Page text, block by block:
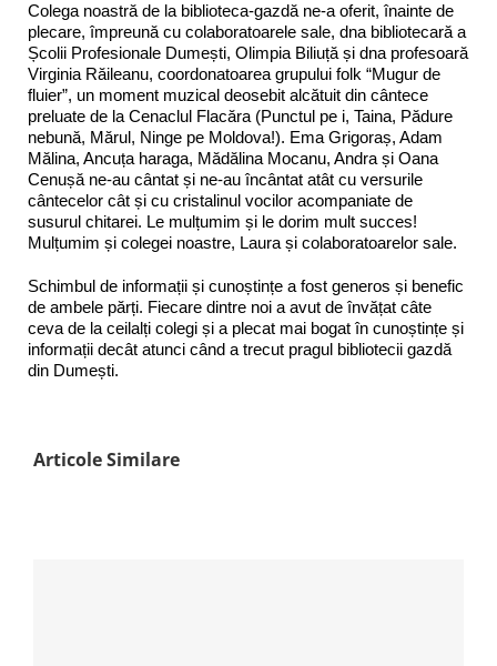
Colega noastră de la biblioteca-gazdă ne-a oferit, înainte de
plecare, împreună cu colaboratoarele sale, dna bibliotecară a
Școlii Profesionale Dumești, Olimpia Biliuță și dna profesoară
Virginia Răileanu, coordonatoarea grupului folk “Mugur de
fluier”, un moment muzical deosebit alcătuit din cântece
preluate de la Cenaclul Flacăra (Punctul pe i, Taina, Pădure
nebună, Mărul, Ninge pe Moldova!). Ema Grigoraș, Adam
Mălina, Ancuța haraga, Mădălina Mocanu, Andra și Oana
Cenușă ne-au cântat și ne-au încântat atât cu versurile
cântecelor cât și cu cristalinul vocilor acompaniate de
susurul chitarei. Le mulțumim și le dorim mult succes!
Mulțumim și colegei noastre, Laura și colaboratoarelor sale.
Schimbul de informații și cunoștințe a fost generos și benefic
de ambele părți. Fiecare dintre noi a avut de învățat câte
ceva de la ceilalți colegi și a plecat mai bogat în cunoștințe și
informații decât atunci când a trecut pragul bibliotecii gazdă
din Dumești.
Articole Similare